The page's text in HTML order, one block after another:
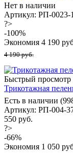
Нет в наличии
Артикул: РП-0023-1
?>
-100%
Экономия 4 190
4 190 руб.
Быстрый просмотр
Трикотажная
Есть в наличии
Артикул: РП-004-
550 руб.
?>
-66%
Экономия 1 050